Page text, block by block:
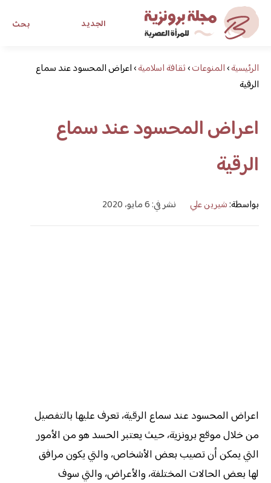
بحث الجديد
مجلة برونزية للفتاة العصريةالرئيسية›المنوعات›ثقافة اسلامية›اعراض المحسود عند سماع
الرقية
اعراض المحسود عند سماع
الرقية
بواسطة:شيرين علي نشر في: 6 مايو، 2020
اعراض المحسود عند سماع الرقية، تعرف عليها بالتفصيل
من خلال موقع برونزية، حيث يعتبر الحسد هو من الأمور
التي يمكن أن تصيب بعض الأشخاص، والتي يكون مرافق
لها بعض الحالات المختلفة، والأعراض، والتي سوف